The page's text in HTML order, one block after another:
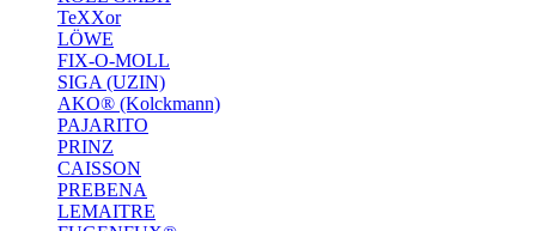
TeXXor
LÖWE
FIX-O-MOLL
SIGA (UZIN)
AKO® (Kolckmann)
PAJARITO
PRINZ
CAISSON
PREBENA
LEMAITRE